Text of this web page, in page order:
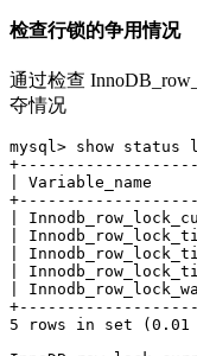
检查行锁的争用情况
通过检查
夺情况
mysql> show status
|
|
|
|
|
|
5 rows in set (0.01